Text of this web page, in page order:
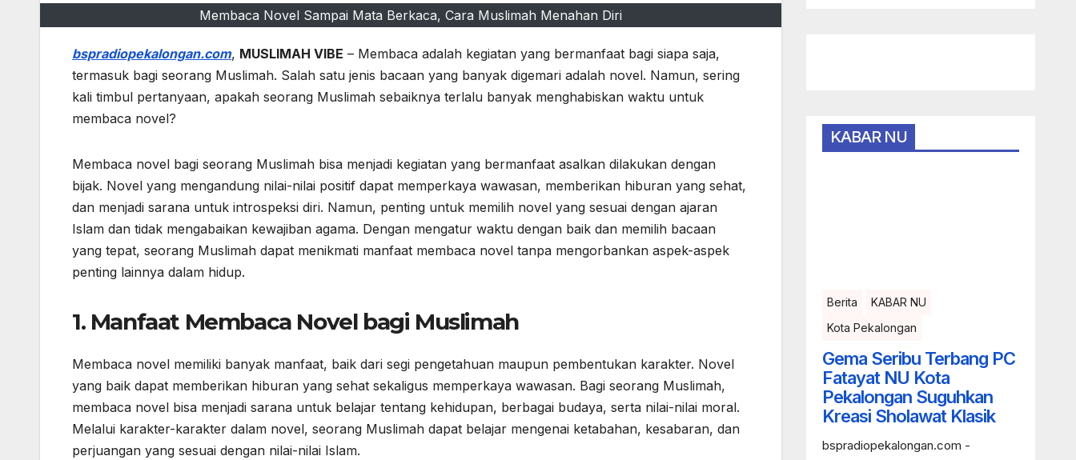
Membaca Novel Sampai Mata Berkaca, Cara Muslimah Menahan Diri
bspradiopekalongan.com, MUSLIMAH VIBE – Membaca adalah kegiatan yang bermanfaat bagi siapa saja,
termasuk bagi seorang Muslimah. Salah satu jenis bacaan yang banyak digemari adalah novel. Namun, sering
kali timbul pertanyaan, apakah seorang Muslimah sebaiknya terlalu banyak menghabiskan waktu untuk
membaca novel?
Membaca novel bagi seorang Muslimah bisa menjadi kegiatan yang bermanfaat asalkan dilakukan dengan
bijak. Novel yang mengandung nilai-nilai positif dapat memperkaya wawasan, memberikan hiburan yang sehat,
dan menjadi sarana untuk introspeksi diri. Namun, penting untuk memilih novel yang sesuai dengan ajaran
Islam dan tidak mengabaikan kewajiban agama. Dengan mengatur waktu dengan baik dan memilih bacaan
yang tepat, seorang Muslimah dapat menikmati manfaat membaca novel tanpa mengorbankan aspek-aspek
penting lainnya dalam hidup.
1. Manfaat Membaca Novel bagi Muslimah
Membaca novel memiliki banyak manfaat, baik dari segi pengetahuan maupun pembentukan karakter. Novel
yang baik dapat memberikan hiburan yang sehat sekaligus memperkaya wawasan. Bagi seorang Muslimah,
membaca novel bisa menjadi sarana untuk belajar tentang kehidupan, berbagai budaya, serta nilai-nilai moral.
Melalui karakter-karakter dalam novel, seorang Muslimah dapat belajar mengenai ketabahan, kesabaran, dan
perjuangan yang sesuai dengan nilai-nilai Islam.
KABAR NU
Berita
KABAR NU
Kota Pekalongan
Gema Seribu Terbang PC
Fatayat NU Kota
Pekalongan Suguhkan
Kreasi Sholawat Klasik
bspradiopekalongan.com -